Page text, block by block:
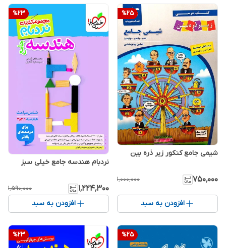
%25
شیمی جامع کنکور زیر ذره بین
۷۵۰٬۰۰۰ ۱٬۰۰۰٬۰۰۰
افزودن به سبد
%23
نردبام هندسه جامع خیلی سبز
۱٬۲۲۴٬۳۰۰ ۱٬۵۹۰٬۰۰۰
افزودن به سبد
%25
%23